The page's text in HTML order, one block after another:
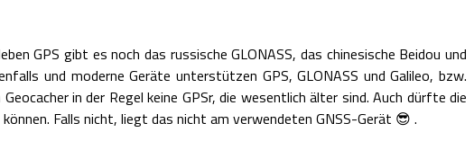
GPS gibt es noch das russische GLONASS, das chinesische Beidou und
und moderne Geräte unterstützen GPS, GLONASS und Galileo, bzw.
in der Regel keine GPSr, die wesentlich älter sind. Auch dürfte die
Falls nicht, liegt das nicht am verwendeten GNSS-Gerät 😎 .